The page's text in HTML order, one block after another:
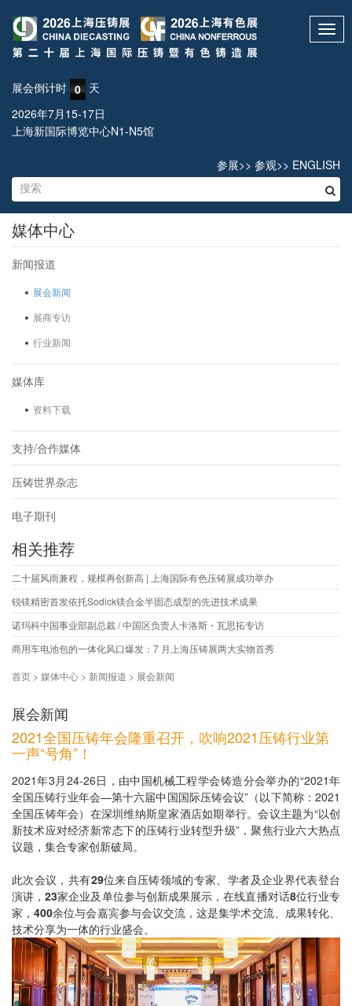
展会倒计时 0 天
2026年7月15-17日
上海新国际博览中心N1-N5馆
参展>> 参观>> ENGLISH
媒体中心
新闻报道
展会新闻
展商专访
行业新闻
媒体库
资料下载
支持/合作媒体
压铸世界杂志
电子期刊
相关推荐
二十届风雨兼程，规模再创新高 | 上海国际有色压铸展成功举办
锐镁精密首发依托Sodick镁合金半固态成型的先进技术成果
诺玛科中国事业部副总裁 / 中国区负责人卡洛斯・瓦思拓专访
商用车电池包的一体化风口爆发：7 月上海压铸展两大实物首秀
首页 > 媒体中心 > 新闻报道 > 展会新闻
展会新闻
2021全国压铸年会隆重召开，吹响2021压铸行业第
一声“号角”！
2021年3月24-26日，由中国机械工程学会铸造分会举办的“2021年
全国压铸行业年会—第十六届中国国际压铸会议”（以下简称：2021
全国压铸年会）在深圳维纳斯皇家酒店如期举行。会议主题为“以创
新技术应对经济新常态下的压铸行业转型升级”，聚焦行业六大热点
议题，集合专家创新破局。
此次会议，共有29位来自压铸领域的专家、学者及企业界代表登台
演讲，23家企业及单位参与创新成果展示，在线直播对话8位行业专
家，400余位与会嘉宾参与会议交流，这是集学术交流、成果转化、
技术分享为一体的行业盛会。